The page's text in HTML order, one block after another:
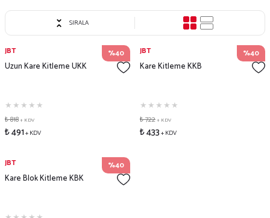
SIRALA
%40
JBT
Uzun Kare Kitleme UKK
₺ 818+ KDV
₺ 491+ KDV
%40
JBT
Kare Kitleme KKB
₺ 722+ KDV
₺ 433+ KDV
%40
JBT
Kare Blok Kitleme KBK